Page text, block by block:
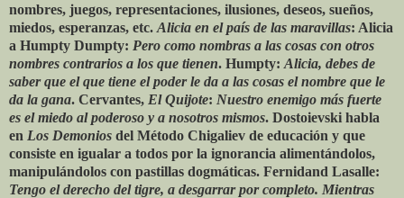
nombres, juegos, representaciones, ilusiones, deseos, sueños,
miedos, esperanzas, etc. Alicia en el país de las maravillas: Alicia
a Humpty Dumpty: Pero como nombras a las cosas con otros
nombres contrarios a los que tienen. Humpty: Alicia, debes de
saber que el que tiene el poder le da a las cosas el nombre que le
da la gana. Cervantes, El Quijote: Nuestro enemigo más fuerte
es el miedo al poderoso y a nosotros mismos. Dostoievski habla
en Los Demonios del Método Chigaliev de educación y que
consiste en igualar a todos por la ignorancia alimentándolos,
manipulándolos con pastillas dogmáticas. Fernidand Lasalle:
Tengo el derecho del tigre, a desgarrar por completo. Mientras